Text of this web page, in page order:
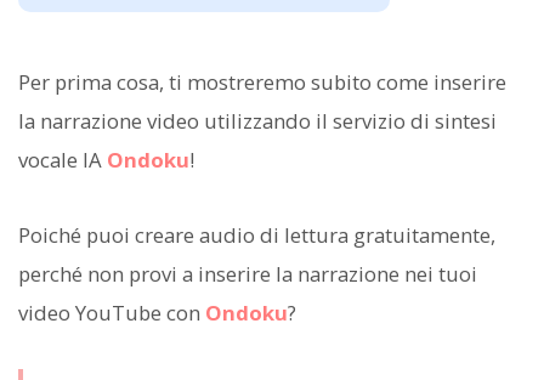
Per prima cosa, ti mostreremo subito come inserire
la narrazione video utilizzando il servizio di sintesi
vocale IA Ondoku!
Poiché puoi creare audio di lettura gratuitamente,
perché non provi a inserire la narrazione nei tuoi
video YouTube con Ondoku?